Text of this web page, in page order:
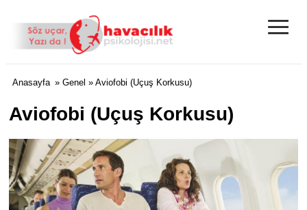
≡
Anasayfa » Genel » Aviofobi (Uçuş Korkusu)
Aviofobi (Uçuş Korkusu)